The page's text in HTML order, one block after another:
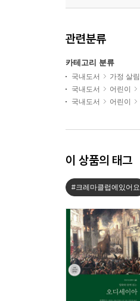
관련분류
카테고리 분류
국내도서 가정 살림
국내도서
어린이
국내도서
어린이
이 상품의 태그
#크레마클럽에있어요